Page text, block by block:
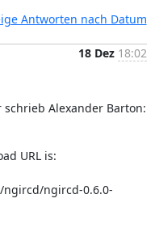
Antworten nach Datum
18 Dez 18:02
schrieb Alexander Barton:
URL is: